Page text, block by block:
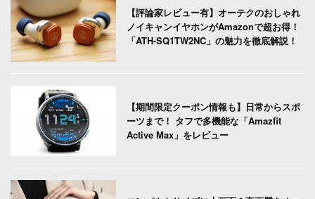
【評論家レビュー有】オーテクのおしゃれ
ノイキャンイヤホンがAmazonで超お得！
「ATH-SQ1TW2NC」の魅力を徹底解説！
【期間限定クーポン情報も】日常からスポ
ーツまで！ タフで多機能な「Amazfit
Active Max」をレビュー